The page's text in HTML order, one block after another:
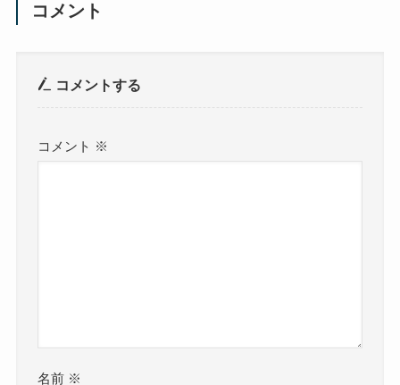
コメント
コメントする
コメント ※
名前 ※